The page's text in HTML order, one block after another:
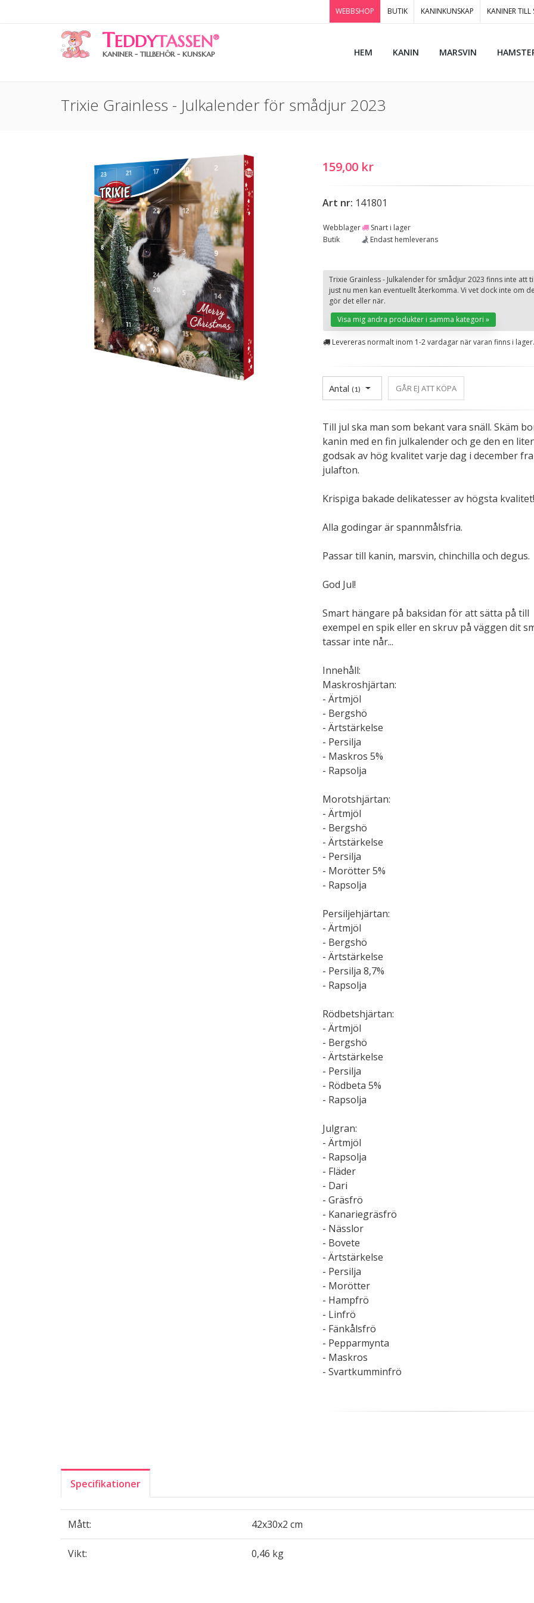
WEBBSHOP BUTIK KANINKUNSKAP KANINER TILL
TEDDYTASSEN®
KANINER - TILLBEHÖR - KUNSKAP HEM KANIN MARSVIN
Trixie Grainless - Julkalender för smådjur 2023
159,00 kr
Art nr: 141801
Webblager
Snart i lager
Butik
Endast hemleverans
Trixie Grainless - Julkalender för smådjur 2023 finns inte att
just nu men kan eventuellt återkomma. Vi vet dock inte om
gör det eller när.
Visa mig andra produkter i samma kategori »
Levereras normalt inom 1-2 vardagar när varan finns i lager.
Antal (1) GÅR EJ ATT KÖPA
Till jul ska man som bekant vara snäll. Skäm
kanin med en fin julkalender och ge den en
godsak av hög kvalitet varje dag i december
julafton.
Krispiga bakade delikatesser av högsta kvalitet!
Alla godingar är spannmålsfria.
Passar till kanin, marsvin, chinchilla och degus.
God Jul!
Smart hängare på baksidan för att sätta på till
exempel en spik eller en skruv på väggen dit
tassar inte når...
Innehåll:
Maskroshjärtan:
- Ärtmjöl
- Bergshö
- Ärtstärkelse
- Persilja
- Maskros 5%
- Rapsolja
Morotshjärtan:
- Ärtmjöl
- Bergshö
- Ärtstärkelse
- Persilja
- Morötter 5%
- Rapsolja
Persiljehjärtan:
- Ärtmjöl
- Bergshö
- Ärtstärkelse
- Persilja 8,7%
- Rapsolja
Rödbetshjärtan:
- Ärtmjöl
- Bergshö
- Ärtstärkelse
- Persilja
- Rödbeta 5%
- Rapsolja
Julgran:
- Ärtmjöl
- Rapsolja
- Fläder
- Dari
- Gräsfrö
- Kanariegräsfrö
- Nässlor
- Bovete
- Ärtstärkelse
- Persilja
- Morötter
- Hampfrö
- Linfrö
- Fänkålsfrö
- Pepparmynta
- Maskros
- Svartkumminfrö
Specifikationer
Mått: 42x30x2 cm
Vikt: 0,46 kg